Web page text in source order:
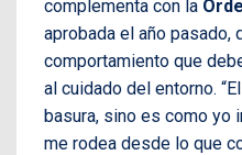
complementa con la
aprobada el año pasado,
comportamiento que
al cuidado del entorno.
basura, sino es como yo
me rodea desde lo que